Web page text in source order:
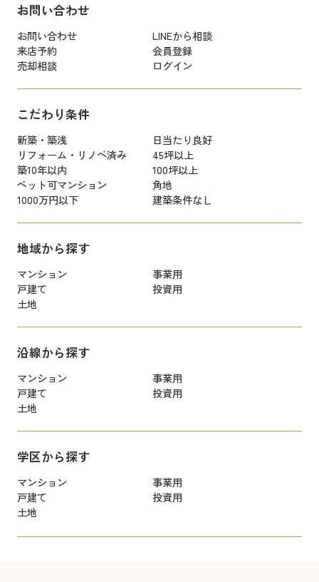
お問い合わせ
お問い合わせ
LINEから相談
来店予約
会員登録
売却相談
ログイン
こだわり条件
新築・築浅
日当たり良好
リフォーム・リノベ済み
45坪以上
築10年以内
100坪以上
ペット可マンション
角地
1000万円以下
建築条件なし
地域から探す
マンション
事業用
戸建て
投資用
土地
沿線から探す
マンション
事業用
戸建て
投資用
土地
学区から探す
マンション
事業用
戸建て
投資用
土地